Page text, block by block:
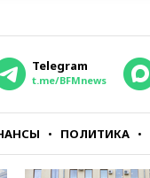
Telegram
t.me/BFMnews
ПОЛИТИКА